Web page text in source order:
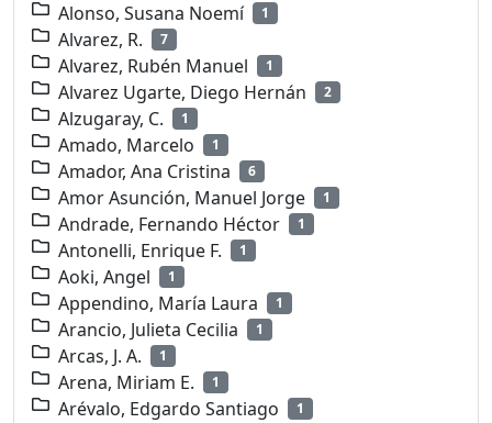
Alonso, Susana Noemí 1
Alvarez, R. 7
Alvarez, Rubén Manuel 1
Alvarez Ugarte, Diego Hernán 2
Alzugaray, C. 1
Amado, Marcelo 1
Amador, Ana Cristina 6
Amor Asunción, Manuel Jorge 1
Andrade, Fernando Héctor 1
Antonelli, Enrique F. 1
Aoki, Angel 1
Appendino, María Laura 1
Arancio, Julieta Cecilia 1
Arcas, J. A. 1
Arena, Miriam E. 1
Arévalo, Edgardo Santiago 1